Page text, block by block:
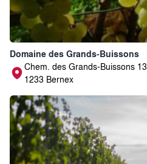
Domaine des Grands-Buissons
Chem. des Grands-Buissons 13
1233 Bernex